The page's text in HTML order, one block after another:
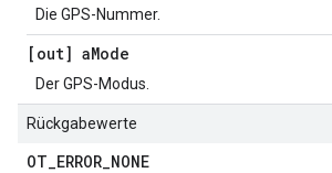
Die GPS-Nummer.
[out] aMode
Der GPS-Modus.
Rückgabewerte
OT_ERROR_NONE